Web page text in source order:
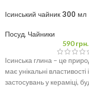
Ісинський чайник 300 мл
Посуд, Чайники
590грн.
Ісинська глина – це
має унікальні
застосувань у кераміці,